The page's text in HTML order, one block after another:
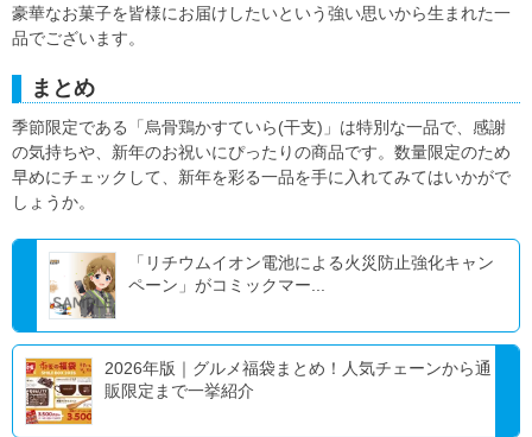
豪華なお菓子を皆様にお届けしたいという強い思いから生まれた一
品でございます。
まとめ
季節限定である「烏骨鶏かすていら(干支)」は特別な一品で、感謝
の気持ちや、新年のお祝いにぴったりの商品です。数量限定のため
早めにチェックして、新年を彩る一品を手に入れてみてはいかがで
しょうか。
「リチウムイオン電池による火災防止強化キャン
ペーン」がコミックマー...
2026年版｜グルメ福袋まとめ！人気チェーンから通
販限定まで一挙紹介